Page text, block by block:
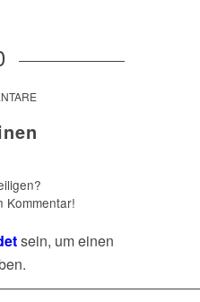
Kommentar!
sein, um einen